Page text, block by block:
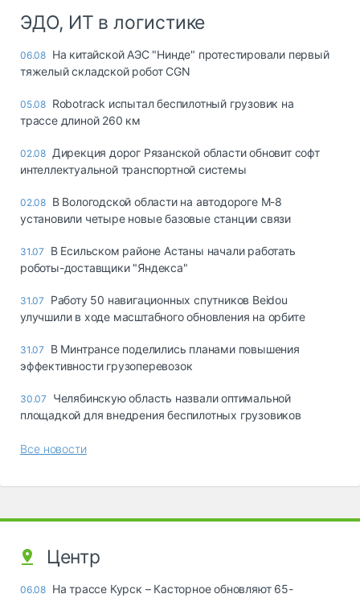
ЭДО, ИТ в логистике
06.08 На китайской АЭС "Нинде" протестировали первый
тяжелый складской робот CGN
05.08 Robotrack испытал беспилотный грузовик на
трассе длиной 260 км
02.08 Дирекция дорог Рязанской области обновит софт
интеллектуальной транспортной системы
02.08 В Вологодской области на автодороге М-8
установили четыре новые базовые станции связи
31.07
В Есильском районе Астаны начали работать
роботы-доставщики "Яндекса"
31.07
Работу 50 навигационных спутников Beidou
улучшили в ходе масштабного обновления на орбите
31.07
В Минтрансе поделились планами повышения
эффективности грузоперевозок
30.07
Челябинскую область назвали оптимальной
площадкой для внедрения беспилотных грузовиков
Все новости
Центр
06.08 На трассе Курск – Касторное обновляют 65-